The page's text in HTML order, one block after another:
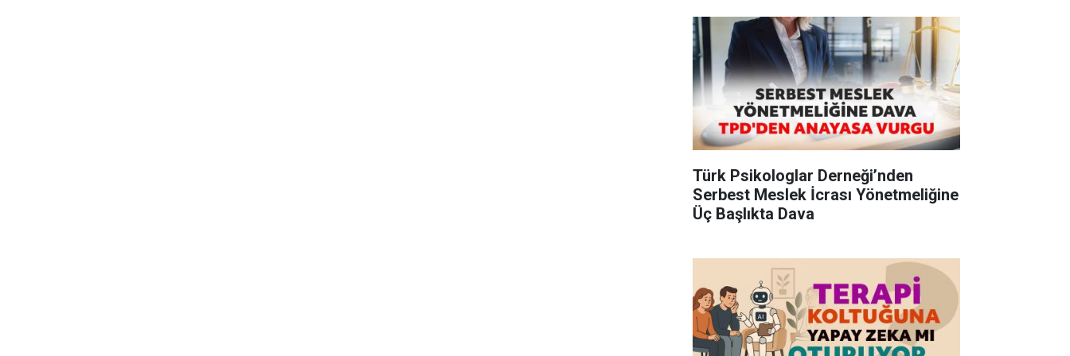
Türk Psikologlar Derneği’nden
Serbest Meslek İcrası Yönetmeliğine
Üç Başlıkta Dava